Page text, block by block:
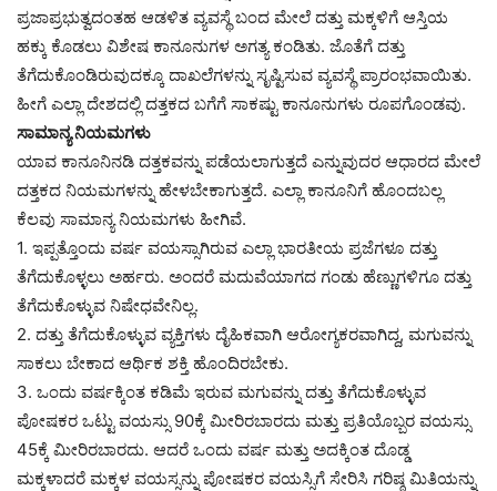
ಪ್ರಜಾಪ್ರಭುತ್ವದಂತಹ ಆಡಳಿತ ವ್ಯವಸ್ಥೆ ಬಂದ ಮೇಲೆ ದತ್ತು ಮಕ್ಕಳಿಗೆ ಆಸ್ತಿಯ
ಹಕ್ಕು ಕೊಡಲು ವಿಶೇಷ ಕಾನೂನುಗಳ ಅಗತ್ಯ ಕಂಡಿತು. ಜೊತೆಗೆ ದತ್ತು
ತೆಗೆದುಕೊಂಡಿರುವುದಕ್ಕೂ ದಾಖಲೆಗಳನ್ನು ಸೃಷ್ಟಿಸುವ ವ್ಯವಸ್ಥೆ ಪ್ರಾರಂಭವಾಯಿತು.
ಹೀಗೆ ಎಲ್ಲಾ ದೇಶದಲ್ಲಿ ದತ್ತಕದ ಬಗೆಗೆ ಸಾಕಷ್ಟು ಕಾನೂನುಗಳು ರೂಪಗೊಂಡವು.
ಸಾಮಾನ್ಯ ನಿಯಮಗಳು
ಯಾವ ಕಾನೂನಿನಡಿ ದತ್ತಕವನ್ನು ಪಡೆಯಲಾಗುತ್ತದೆ ಎನ್ನುವುದರ ಆಧಾರದ ಮೇಲೆ
ದತ್ತಕದ ನಿಯಮಗಳನ್ನು ಹೇಳಬೇಕಾಗುತ್ತದೆ. ಎಲ್ಲಾ ಕಾನೂನಿಗೆ ಹೊಂದಬಲ್ಲ
ಕೆಲವು ಸಾಮಾನ್ಯ ನಿಯಮಗಳು ಹೀಗಿವೆ.
1. ಇಪ್ಪತ್ತೊಂದು ವರ್ಷ ವಯಸ್ಸಾಗಿರುವ ಎಲ್ಲಾ ಭಾರತೀಯ ಪ್ರಜೆಗಳೂ ದತ್ತು
ತೆಗೆದುಕೊಳ್ಳಲು ಅರ್ಹರು. ಅಂದರೆ ಮದುವೆಯಾಗದ ಗಂಡು ಹೆಣ್ಣುಗಳಿಗೂ ದತ್ತು
ತೆಗೆದುಕೊಳ್ಳುವ ನಿಷೇಧವೇನಿಲ್ಲ.
2. ದತ್ತು ತೆಗೆದುಕೊಳ್ಳುವ ವ್ಯಕ್ತಿಗಳು ದೈಹಿಕವಾಗಿ ಆರೋಗ್ಯಕರವಾಗಿದ್ದ, ಮಗುವನ್ನು
ಸಾಕಲು ಬೇಕಾದ ಆರ್ಥಿಕ ಶಕ್ತಿ ಹೊಂದಿರಬೇಕು.
3. ಒಂದು ವರ್ಷಕ್ಕಿಂತ ಕಡಿಮೆ ಇರುವ ಮಗುವನ್ನು ದತ್ತು ತೆಗೆದುಕೊಳ್ಳುವ
ಪೋಷಕರ ಒಟ್ಟು ವಯಸ್ಸು 90ಕ್ಕೆ ಮೀರಿರಬಾರದು ಮತ್ತು ಪ್ರತಿಯೊಬ್ಬರ ವಯಸ್ಸು
45ಕ್ಕೆ ಮೀರಿರಬಾರದು. ಆದರೆ ಒಂದು ವರ್ಷ ಮತ್ತು ಅದಕ್ಕಿಂತ ದೊಡ್ಡ
ಮಕ್ಕಳಾದರೆ ಮಕ್ಕಳ ವಯಸ್ಸನ್ನು ಪೋಷಕರ ವಯಸ್ಸಿಗೆ ಸೇರಿಸಿ ಗರಿಷ್ಠ ಮಿತಿಯನ್ನು